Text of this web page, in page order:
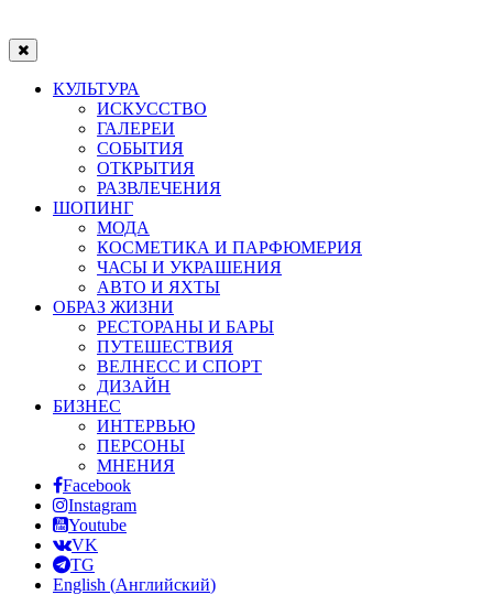
КУЛЬТУРА
ИСКУССТВО
ГАЛЕРЕИ
СОБЫТИЯ
ОТКРЫТИЯ
РАЗВЛЕЧЕНИЯ
ШОПИНГ
МОДА
КОСМЕТИКА И ПАРФЮМЕРИЯ
ЧАСЫ И УКРАШЕНИЯ
АВТО И ЯХТЫ
ОБРАЗ ЖИЗНИ
РЕСТОРАНЫ И БАРЫ
ПУТЕШЕСТВИЯ
ВЕЛНЕСС И СПОРТ
ДИЗАЙН
БИЗНЕС
ИНТЕРВЬЮ
ПЕРСОНЫ
МНЕНИЯ
Facebook
Instagram
Youtube
VK
TG
English (Английский)